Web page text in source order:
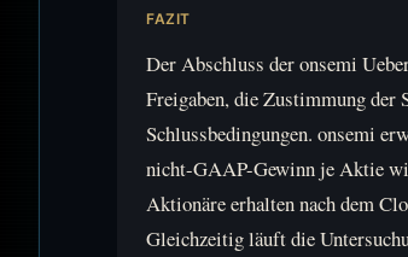
FAZIT
Der Abschluss der onsemi
Freigaben, die Zustimmung
Schlussbedingungen. onsemi
nicht-GAAP-Gewinn je Aktie
Aktionäre erhalten nach dem
Gleichzeitig läuft die